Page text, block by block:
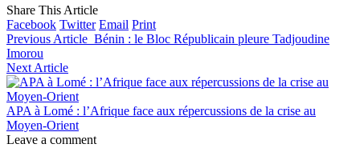
Share This Article
Facebook Twitter Email Print
Previous Article Bénin : le Bloc Républicain pleure Tadjoudine
Imorou
Next Article
APA à Lomé : l’Afrique face aux répercussions de la crise au
Moyen-Orient
Leave a comment